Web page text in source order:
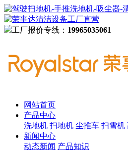
工厂报价专线： 19965035061
网站首页
产品中心
洗地机 扫地机 尘推车 扫雪机
新闻中心
动态新闻 产品知识